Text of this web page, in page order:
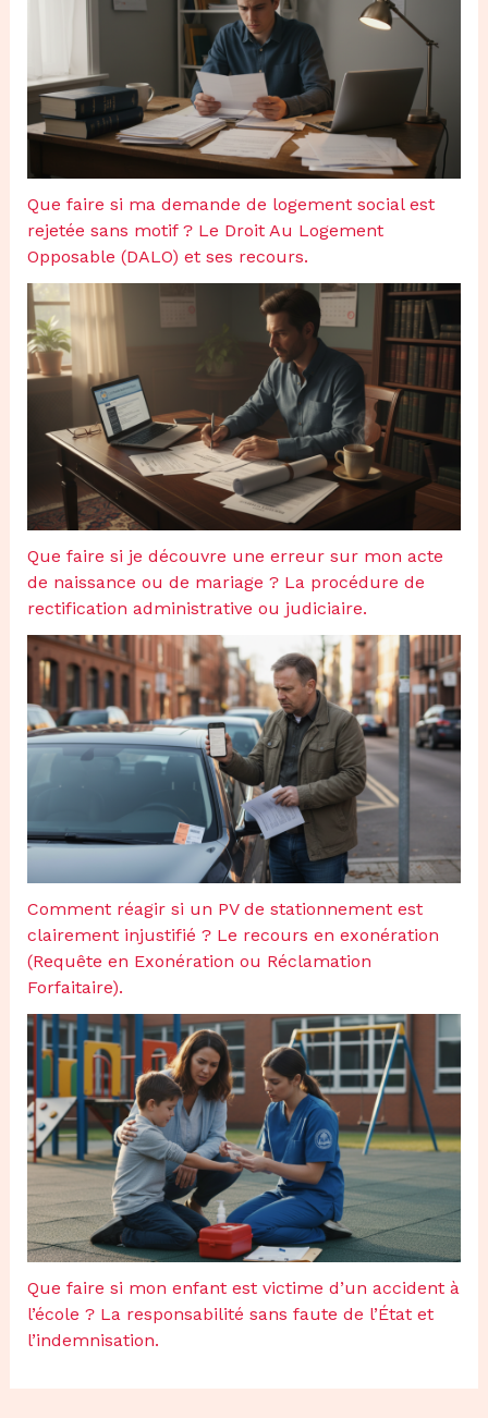
Que faire si ma demande de logement social est
rejetée sans motif ? Le Droit Au Logement
Opposable (DALO) et ses recours.
Que faire si je découvre une erreur sur mon acte
de naissance ou de mariage ? La procédure de
rectification administrative ou judiciaire.
Comment réagir si un PV de stationnement est
clairement injustifié ? Le recours en exonération
(Requête en Exonération ou Réclamation
Forfaitaire).
Que faire si mon enfant est victime d’un accident à
l’école ? La responsabilité sans faute de l’État et
l’indemnisation.